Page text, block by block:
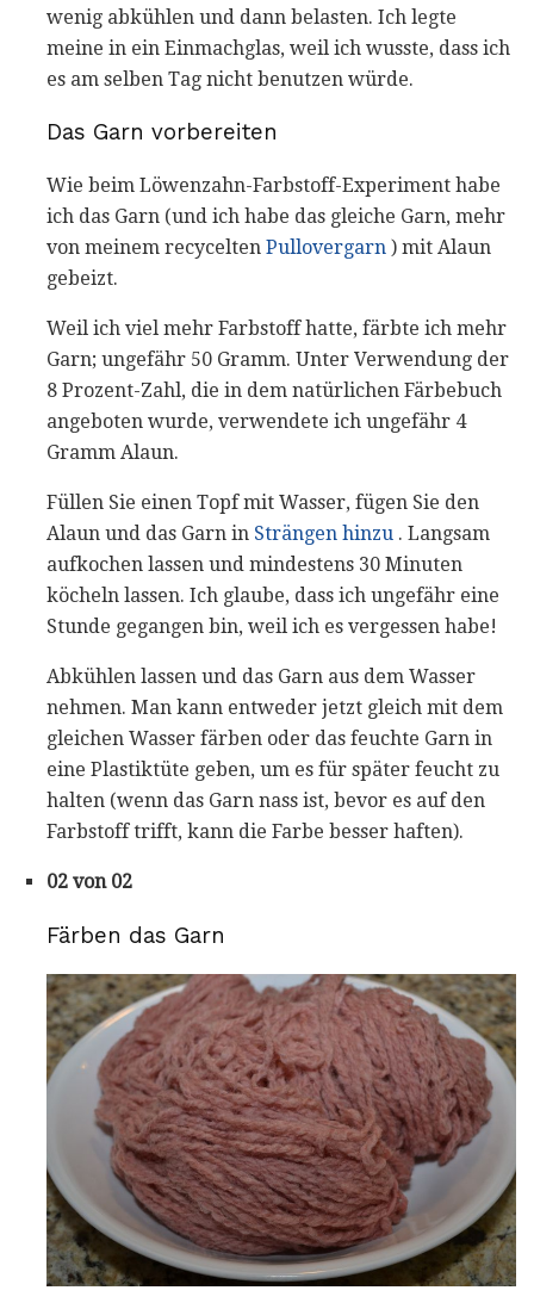
wenig abkühlen und dann belasten. Ich legte
meine in ein Einmachglas, weil ich wusste, dass ich
es am selben Tag nicht benutzen würde.
Das Garn vorbereiten
Wie beim Löwenzahn-Farbstoff-Experiment habe
ich das Garn (und ich habe das gleiche Garn, mehr
von meinem recycelten Pullovergarn ) mit Alaun
gebeizt.
Weil ich viel mehr Farbstoff hatte, färbte ich mehr
Garn; ungefähr 50 Gramm. Unter Verwendung der
8 Prozent-Zahl, die in dem natürlichen Färbebuch
angeboten wurde, verwendete ich ungefähr 4
Gramm Alaun.
Füllen Sie einen Topf mit Wasser, fügen Sie den
Alaun und das Garn in Strängen hinzu . Langsam
aufkochen lassen und mindestens 30 Minuten
köcheln lassen. Ich glaube, dass ich ungefähr eine
Stunde gegangen bin, weil ich es vergessen habe!
Abkühlen lassen und das Garn aus dem Wasser
nehmen. Man kann entweder jetzt gleich mit dem
gleichen Wasser färben oder das feuchte Garn in
eine Plastiktüte geben, um es für später feucht zu
halten (wenn das Garn nass ist, bevor es auf den
Farbstoff trifft, kann die Farbe besser haften).
02 von 02
Färben das Garn